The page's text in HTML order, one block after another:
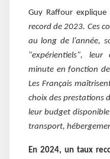
Guy Raffour explique:
record de 2023. Ces
au long de l’année,
"expérientiels", leur
minute en fonction
Les Français
choix des prestations
leur budget
transport,
En 2024, un taux